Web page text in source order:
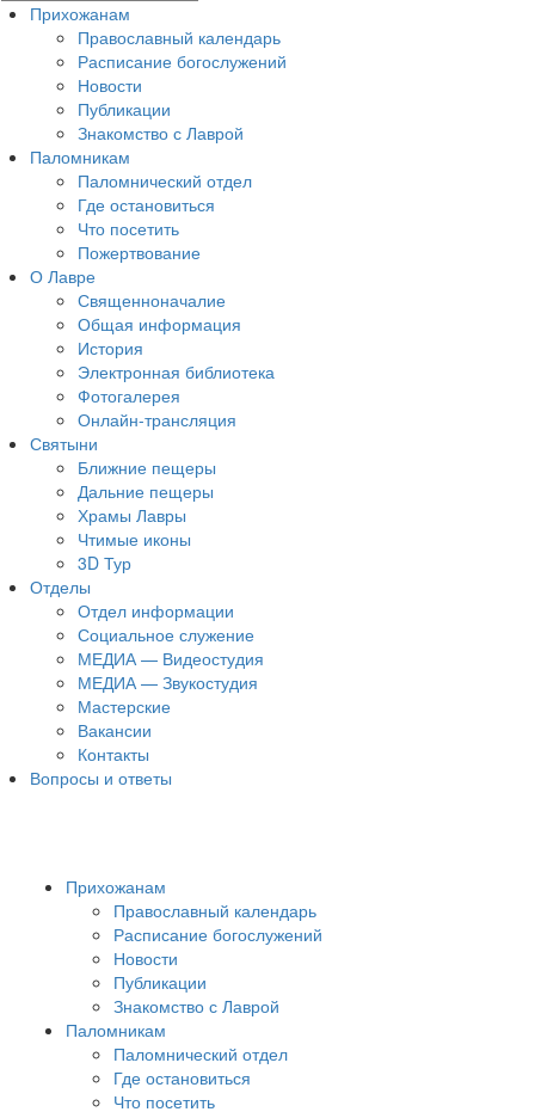
Прихожанам
Православный календарь
Расписание богослужений
Новости
Публикации
Знакомство с Лаврой
Паломникам
Паломнический отдел
Где остановиться
Что посетить
Пожертвование
О Лавре
Священноначалие
Общая информация
История
Электронная библиотека
Фотогалерея
Онлайн-трансляция
Святыни
Ближние пещеры
Дальние пещеры
Храмы Лавры
Чтимые иконы
3D Тур
Отделы
Отдел информации
Социальное служение
МЕДИА — Видеостудия
МЕДИА — Звукостудия
Мастерские
Вакансии
Контакты
Вопросы и ответы
Прихожанам
Православный календарь
Расписание богослужений
Новости
Публикации
Знакомство с Лаврой
Паломникам
Паломнический отдел
Где остановиться
Что посетить